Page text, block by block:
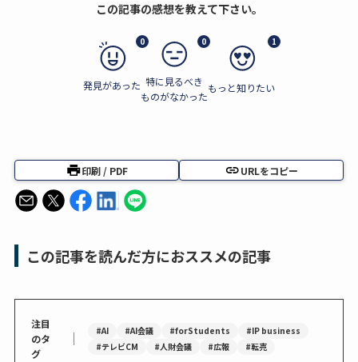
この記事の感想を教えて下さい。
0
発見があった
0
特に見るべき
ものがなかった
1
もっと知りたい
印刷 / PDF URLをコピー
この記事を読んだ方におススメの記事
注目
のタ
グ
｜ #AI #AI会議 #forStudents
#IP business
#テレビCM
#人財会議 #広報 #転売